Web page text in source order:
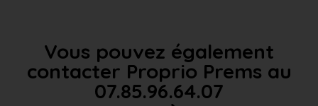
Vous pouvez également
contacter Proprio Prems au
07.85.96.64.07